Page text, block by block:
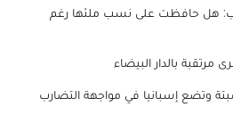
هل حافظت على نسب ملئها رغم
بالدار البيضاء
وتضع إسبانيا في مواجهة التضارب